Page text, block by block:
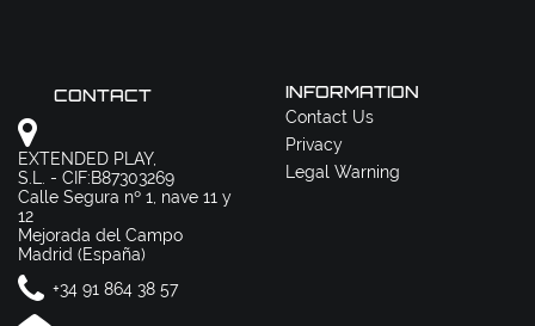
CONTACT
EXTENDED PLAY,
S.L. - CIF:B87303269
Calle Segura nº 1, nave 11 y
12
Mejorada del Campo
Madrid (España)
+34 91 864 38 57
INFORMATION
Contact Us
Privacy
Legal Warning